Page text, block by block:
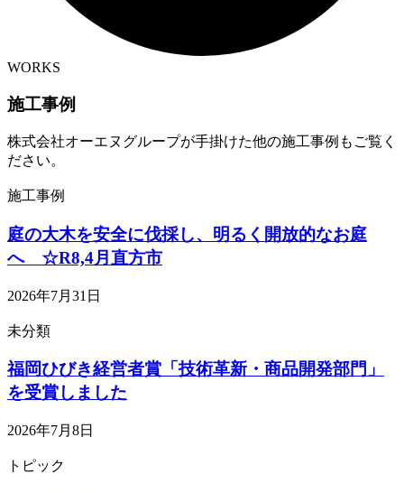
WORKS
施工事例
株式会社オーエヌグループが手掛けた他の施工事例もご覧く
ださい。
施工事例
庭の大木を安全に伐採し、明るく開放的なお庭
へ ☆R8,4月直方市
2026年7月31日
未分類
福岡ひびき経営者賞「技術革新・商品開発部門」
を受賞しました
2026年7月8日
トピック